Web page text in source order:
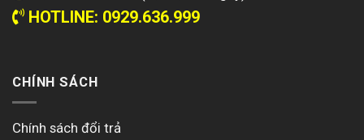
HOTLINE: 0929.636.999
CHÍNH SÁCH
Chính sách đổi trả